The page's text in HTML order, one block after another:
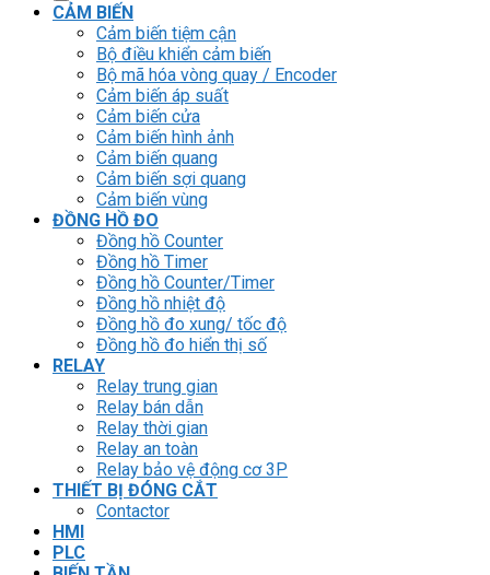
CẢM BIẾN
Cảm biến tiệm cận
Bộ điều khiển cảm biến
Bộ mã hóa vòng quay / Encoder
Cảm biến áp suất
Cảm biến cửa
Cảm biến hình ảnh
Cảm biến quang
Cảm biến sợi quang
Cảm biến vùng
ĐỒNG HỒ ĐO
Đồng hồ Counter
Đồng hồ Timer
Đồng hồ Counter/Timer
Đồng hồ nhiệt độ
Đồng hồ đo xung/ tốc độ
Đồng hồ đo hiển thị số
RELAY
Relay trung gian
Relay bán dẫn
Relay thời gian
Relay an toàn
Relay bảo vệ động cơ 3P
THIẾT BỊ ĐÓNG CẮT
Contactor
HMI
PLC